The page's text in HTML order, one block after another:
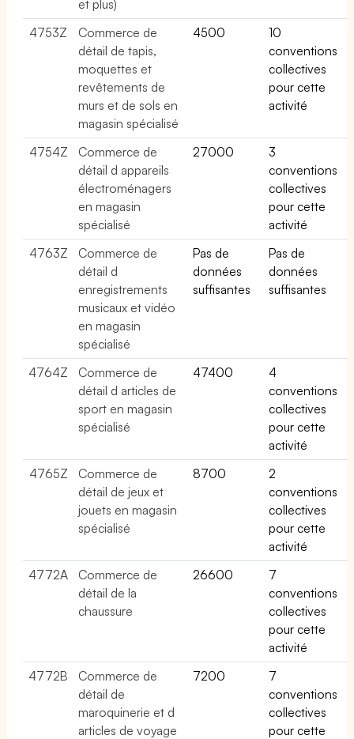
et plus)
4753Z
Commerce de
détail de tapis,
moquettes et
revêtements de
murs et de sols en
magasin spécialisé
4500
10
conventions
collectives
pour cette
activité
4754Z
Commerce de
détail d appareils
électroménagers
en magasin
spécialisé
27000
3
conventions
collectives
pour cette
activité
4763Z
Commerce de
détail d
enregistrements
musicaux et vidéo
en magasin
spécialisé
Pas de
données
suffisantes
Pas de
données
suffisantes
4764Z
Commerce de
détail d articles de
sport en magasin
spécialisé
47400
4
conventions
collectives
pour cette
activité
4765Z
Commerce de
détail de jeux et
jouets en magasin
spécialisé
8700
2
conventions
collectives
pour cette
activité
4772A
Commerce de
détail de la
chaussure
26600
7
conventions
collectives
pour cette
activité
4772B
Commerce de
détail de
maroquinerie et d
articles de voyage
7200
7
conventions
collectives
pour cette